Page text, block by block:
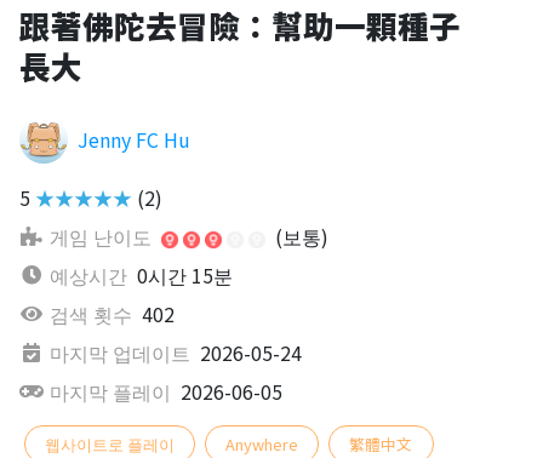
跟著佛陀去冒險：幫助一顆種子
長大
Jenny FC Hu
5 ★★★★★ (2)
게임 난이도
(보통)
예상시간 0시간 15분
검색 횟수 402
마지막 업데이트 2026-05-24
마지막 플레이 2026-06-05
웹사이트로 플레이 Anywhere 繁體中文